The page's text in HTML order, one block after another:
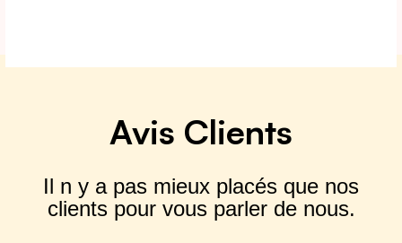
Avis Clients
Il n y a pas mieux placés que nos
clients pour vous parler de nous.